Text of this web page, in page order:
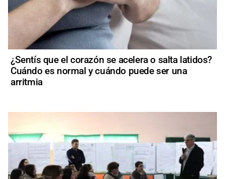
¿Sentís que el corazón se acelera o salta latidos?
Cuándo es normal y cuándo puede ser una
arritmia